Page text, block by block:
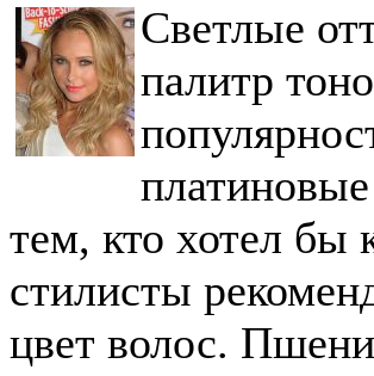
Светлые
палитр
тем, кто хотел бы
стилисты
цвет волос.